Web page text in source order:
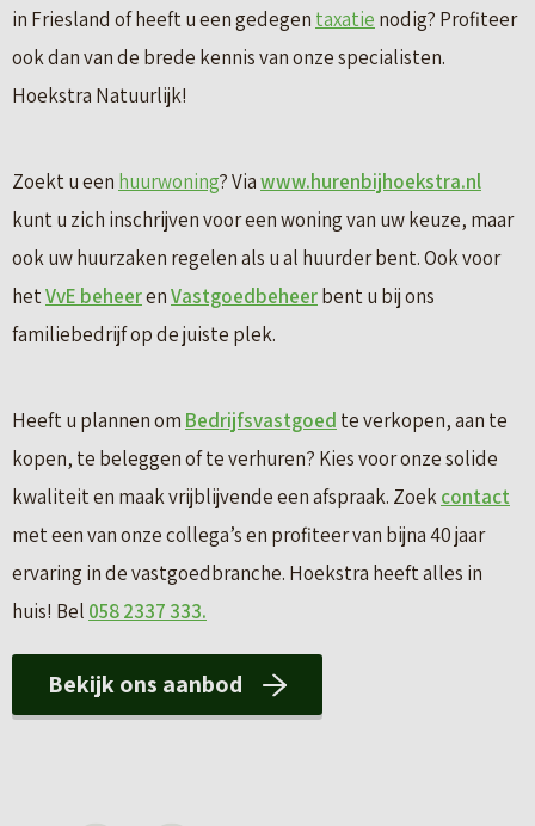
in Friesland of heeft u een gedegen taxatie nodig? Profiteer
ook dan van de brede kennis van onze specialisten.
Hoekstra Natuurlijk!
Zoekt u een huurwoning? Viawww.hurenbijhoekstra.nl
kunt u zich inschrijven voor een woning van uw keuze, maar
ook uw huurzaken regelen als u al huurder bent. Ook voor
hetVvE beheerenVastgoedbeheerbent u bij ons
familiebedrijf op de juiste plek.
Heeft u plannen om Bedrijfsvastgoed te verkopen, aan te
kopen, te beleggen of te verhuren? Kies voor onze solide
kwaliteit en maak vrijblijvende een afspraak. Zoekcontact
met een van onze collega’s en profiteer van bijna 40 jaar
ervaring in de vastgoedbranche. Hoekstra heeft alles in
huis! Bel 058 2337 333.
Bekijk ons aanbod